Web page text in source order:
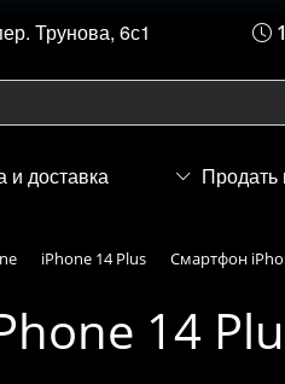
Трунова, 6с1
и доставка Продать
iPhone 14 Plus Смартфон
14